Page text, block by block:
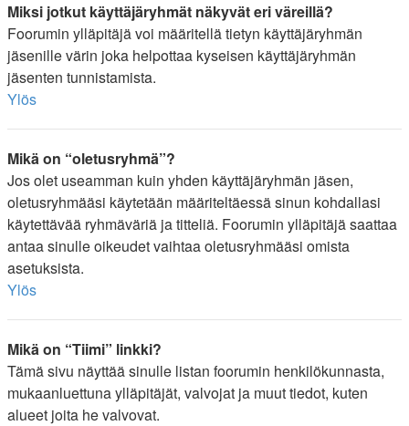
Miksi jotkut käyttäjäryhmät näkyvät eri väreillä?
Foorumin ylläpitäjä voi määritellä tietyn käyttäjäryhmän
jäsenille värin joka helpottaa kyseisen käyttäjäryhmän
jäsenten tunnistamista.
Ylös
Mikä on “oletusryhmä”?
Jos olet useamman kuin yhden käyttäjäryhmän jäsen,
oletusryhmääsi käytetään määriteltäessä sinun kohdallasi
käytettävää ryhmäväriä ja titteliä. Foorumin ylläpitäjä saattaa
antaa sinulle oikeudet vaihtaa oletusryhmääsi omista
asetuksista.
Ylös
Mikä on “Tiimi” linkki?
Tämä sivu näyttää sinulle listan foorumin henkilökunnasta,
mukaanluettuna ylläpitäjät, valvojat ja muut tiedot, kuten
alueet joita he valvovat.